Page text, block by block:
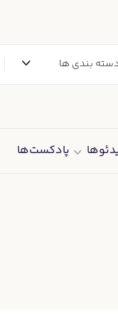
بندی ها
پادکست‌ها